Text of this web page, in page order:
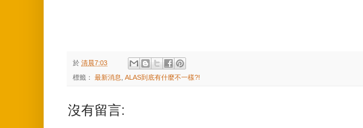
於 清晨7:03
標籤： 最新消息 ALAS到底有什麼不一樣?!
沒有留言: